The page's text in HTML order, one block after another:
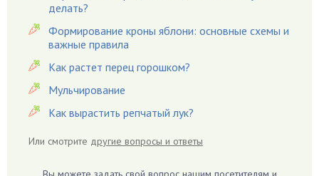
Гардения
Гацания
Гвоздики
Георгины
Герань
Гиацинт
Гиппеаструм
делать?
Формирование кроны яблони: основные схемы и
важные правила
Как растет перец горошком?
Мульчирование
Как вырастить репчатый лук?
Или смотрите другие вопросы и ответы